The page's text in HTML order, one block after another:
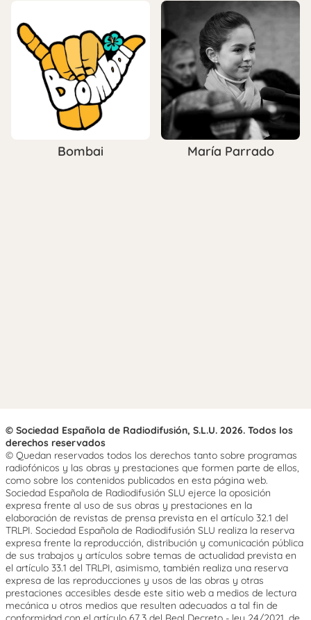
Bombai María Parrado
© Sociedad Española de Radiodifusión, S.L.U. 2026. Todos los
derechos reservados
© Quedan reservados todos los derechos tanto sobre programas
radiofónicos y las obras y prestaciones que formen parte de ellos,
como sobre los contenidos publicados en esta página web.
Sociedad Española de Radiodifusión SLU ejerce la oposición
expresa frente al uso de sus obras y prestaciones en la
elaboración de revistas de prensa prevista en el artículo 32.1 del
TRLPI. Sociedad Española de Radiodifusión SLU realiza la reserva
expresa frente la reproducción, distribución y comunicación pública
de sus trabajos y artículos sobre temas de actualidad prevista en
el artículo 33.1 del TRLPI, asimismo, también realiza una reserva
expresa de las reproducciones y usos de las obras y otras
prestaciones accesibles desde este sitio web a medios de lectura
mecánica u otros medios que resulten adecuados a tal fin de